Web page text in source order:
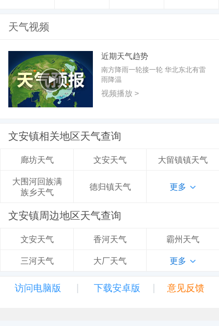
天气视频
近期天气趋势
南方降雨一轮接一轮 华北东北有雷
雨降温
视频播放 >
文安镇相关地区天气查询
廊坊天气 文安天气 大留镇镇天气
大围河回族满
族乡天气
德归镇天气 更多
文安镇周边地区天气查询
文安天气 香河天气 霸州天气
三河天气 大厂天气 更多
访问电脑版 | 下载安卓版 | 意见反馈